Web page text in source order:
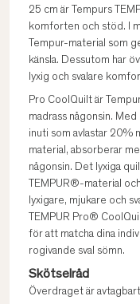
25 cm är Tempurs
komforten och stöd. I
Tempur-material som
känsla. Dessutom har
lyxig och svalare
Pro CoolQuilt är
madrass någonsin.
inuti som avlastar 20%
material, absorberar
någonsin. Det lyxiga
TEMPUR®-material
lyxigare, mjukare och
TEMPUR Pro®
för att matcha dina
rogivande sval sömn.
Skötselråd
Överdraget är